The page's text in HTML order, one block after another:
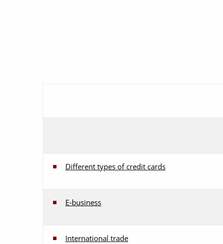
Different types of credit cards
E-business
International trade